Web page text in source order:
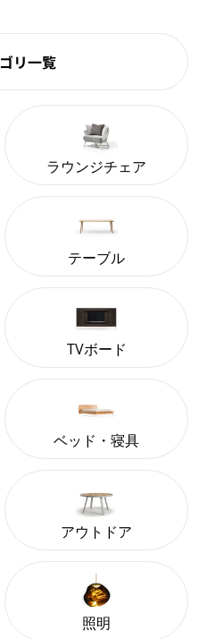
リ一覧
ラウンジチェア
テーブル
TVボード
ベッド・寝具
アウトドア
照明